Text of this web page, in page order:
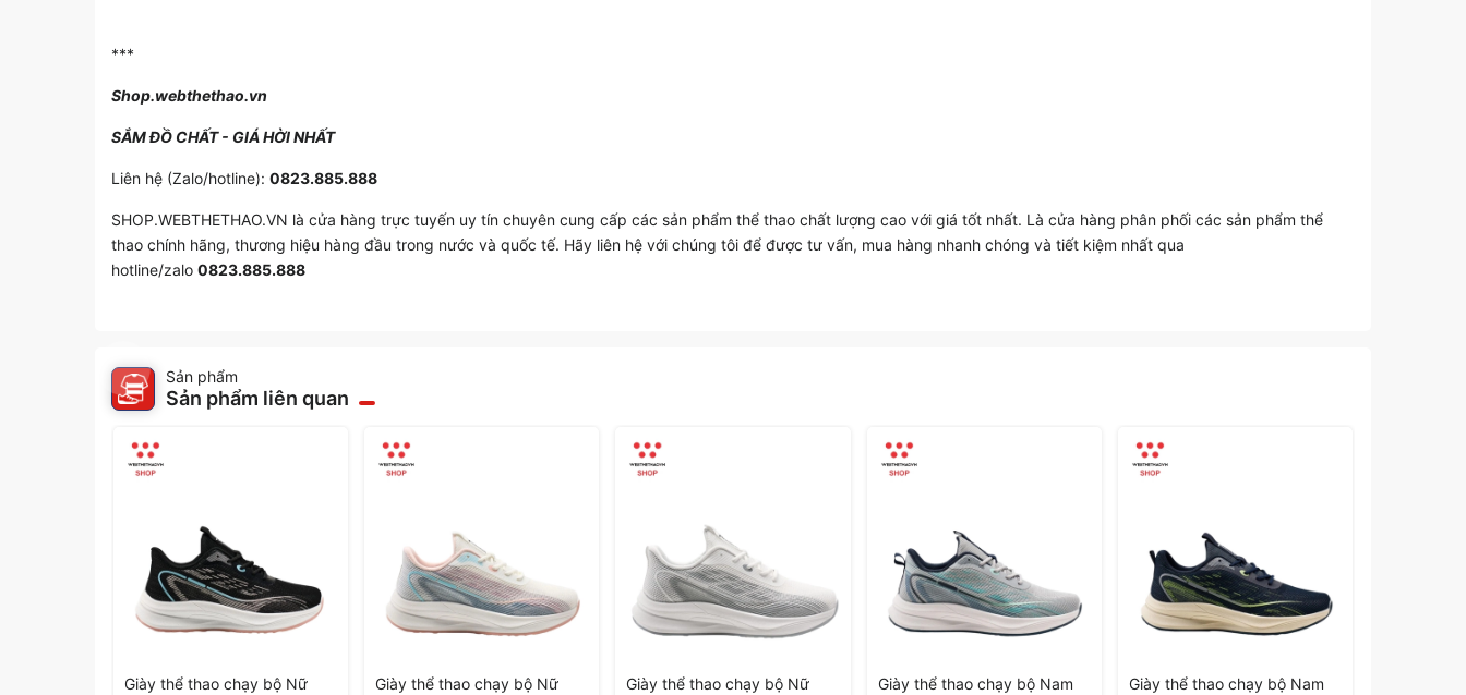
***
Shop.webthethao.vn
SẮM ĐỒ CHẤT - GIÁ HỜI NHẤT
Liên hệ (Zalo/hotline): 0823.885.888
SHOP.WEBTHETHAO.VN là cửa hàng trực tuyến uy tín chuyên cung cấp các sản phẩm thể thao chất lượng cao với giá tốt nhất. Là cửa hàng phân phối các sản phẩm thể
thao chính hãng, thương hiệu hàng đầu trong nước và quốc tế. Hãy liên hệ với chúng tôi để được tư vấn, mua hàng nhanh chóng và tiết kiệm nhất qua
hotline/zalo 0823.885.888
Sản phẩm
Sản phẩm liên quan
Giày thể thao chạy bộ Nữ
Giày thể thao chạy bộ Nữ
Giày thể thao chạy bộ Nữ
Giày thể thao chạy bộ Nam
Giày thể thao chạy bộ Nam